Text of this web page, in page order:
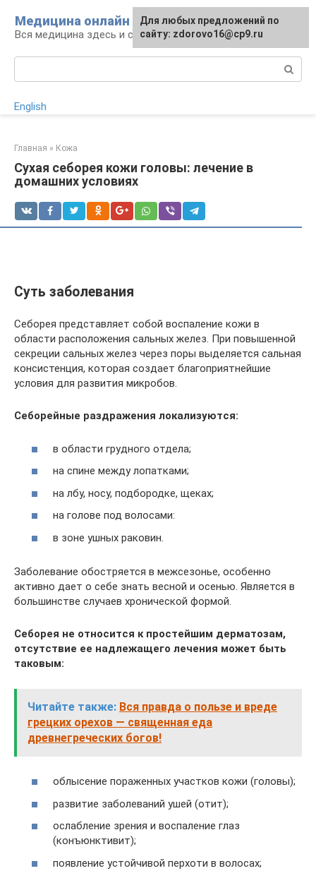
контенту
Медицина онлайн
Вся медицина здесь и сейчас
English
Главная » Кожа
Сухая себорея кожи головы: лечение в
домашних условиях
Суть заболевания
Себорея представляет собой воспаление кожи в
области расположения сальных желез. При повышенной
секреции сальных желез через поры выделяется сальная
консистенция, которая создает благоприятнейшие
условия для развития микробов.
Себорейные раздражения локализуются:
в области грудного отдела;
на спине между лопатками;
на лбу, носу, подбородке, щеках;
на голове под волосами:
в зоне ушных раковин.
Заболевание обостряется в межсезонье, особенно
активно дает о себе знать весной и осенью. Является в
большинстве случаев хронической формой.
Себорея не относится к простейшим дерматозам,
отсутствие ее надлежащего лечения может быть
таковым:
Читайте также: Вся правда о пользе и вреде
грецких орехов — священная еда
древнегреческих богов!
облысение пораженных участков кожи (головы);
развитие заболеваний ушей (отит);
ослабление зрения и воспаление глаз
(конъюнктивит);
появление устойчивой перхоти в волосах;
Для любых предложений по
сайту: zdorovo16@cp9.ru